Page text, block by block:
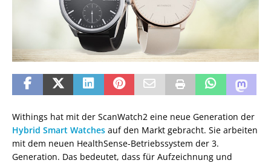
Withings hat mit der ScanWatch2 eine neue Generation der
Hybrid Smart Watches auf den Markt gebracht. Sie arbeiten
mit dem neuen HealthSense-Betriebssystem der 3.
Generation. Das bedeutet, dass für Aufzeichnung und